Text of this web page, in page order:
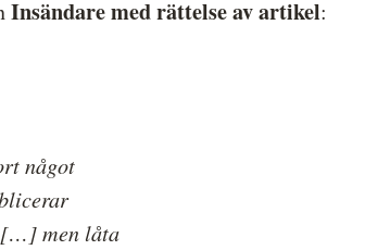
Insändare med rättelse av artikel:
något
[…] men låta